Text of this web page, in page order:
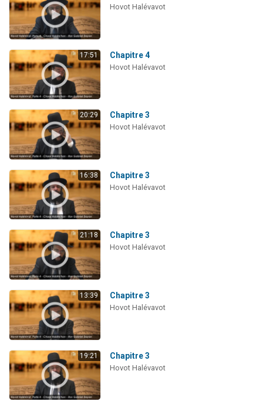
Hovot Halévavot
17:51 Chapitre 4
Hovot Halévavot
20:29 Chapitre 3
Hovot Halévavot
16:38 Chapitre 3
Hovot Halévavot
21:18 Chapitre 3
Hovot Halévavot
13:39 Chapitre 3
Hovot Halévavot
19:21 Chapitre 3
Hovot Halévavot